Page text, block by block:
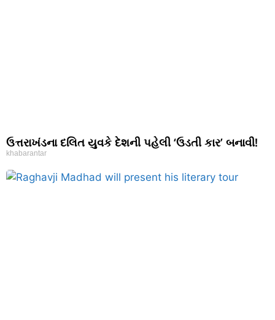
ઉત્તરાખંડના દલિત યુવકે દેશની પહેલી ‘ઉડતી કાર’ બનાવી!
khabarantar